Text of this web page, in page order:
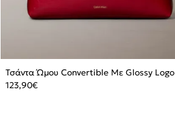
Τσάντα Ώμου Convertible Με Glossy Logo
123,90€